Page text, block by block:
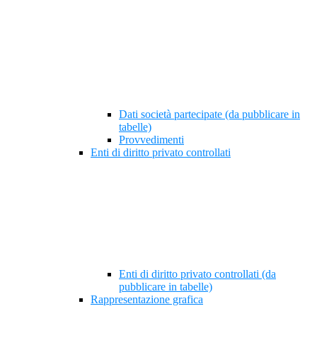
Dati società partecipate (da pubblicare in
tabelle)
Provvedimenti
Enti di diritto privato controllati
Enti di diritto privato controllati (da
pubblicare in tabelle)
Rappresentazione grafica